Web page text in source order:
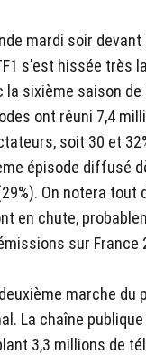
mardi soir
s'est hissée très
sixième saison de
ont réuni 7,4
soit 30 et
épisode diffusé
On notera tout
en chute,
sur France
marche du
La chaîne
3,3 millions de